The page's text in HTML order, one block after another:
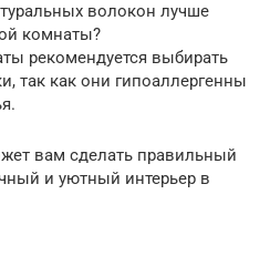
волокон лучше
комнаты?
рекомендуется выбирать
так как они гипоаллергенны
вам сделать правильный
и уютный интерьер в